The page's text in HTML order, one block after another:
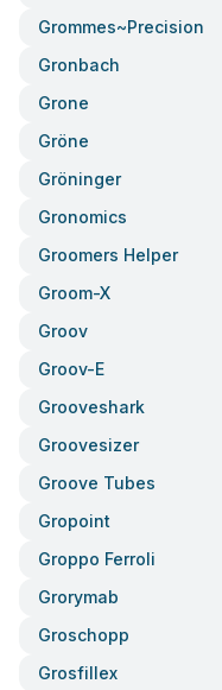
Grommes~precision
Gronbach
Grone
Gröne
Gröninger
Gronomics
Groomers Helper
Groom-X
Groov
Groov-E
Grooveshark
Groovesizer
Groove Tubes
Gropoint
Groppo Ferroli
Grorymab
Groschopp
Grosfillex